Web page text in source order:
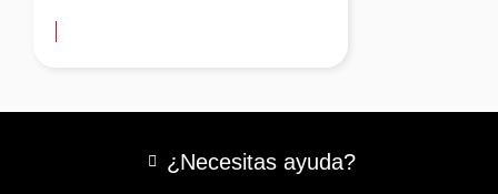
¿Necesitas ayuda?